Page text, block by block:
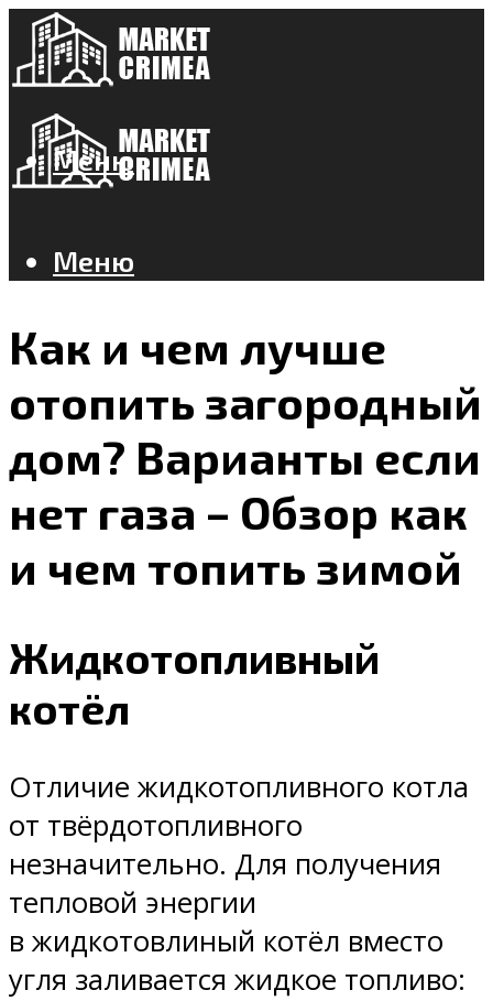
Меню
Меню
Как и чем лучше
отопить загородный
дом? Варианты если
нет газа – Обзор как
и чем топить зимой
Жидкотопливный
котёл
Отличие жидкотопливного котла
от твёрдотопливного
незначительно. Для получения
тепловой энергии
в жидкотовлиный котёл вместо
угля заливается жидкое топливо: